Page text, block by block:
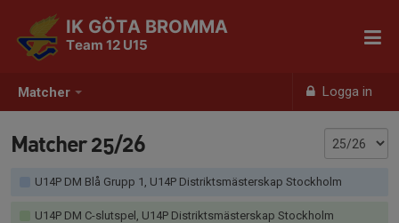
Matcher Logga in
IK GÖTA BROMMA
Team 12 U15
Matcher 25/26
U14P DM Blå Grupp 1, U14P Distriktsmästerskap Stockholm
U14P DM C-slutspel, U14P Distriktsmästerskap Stockholm